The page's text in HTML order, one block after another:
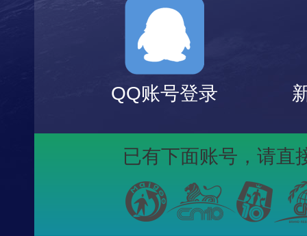
QQ账号登录
已有下面账号， 请直